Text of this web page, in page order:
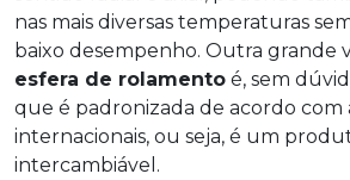
nas mais diversas temperaturas
baixo desempenho. Outra grande
esfera de rolamento é, sem
que é padronizada de acordo com
internacionais, ou seja, é um
intercambiável.